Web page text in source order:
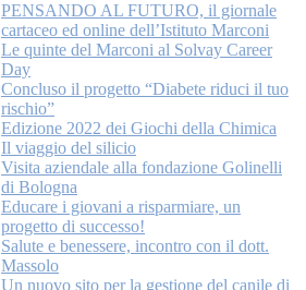
PENSANDO AL FUTURO, il giornale
cartaceo ed online dell’Istituto Marconi
Le quinte del Marconi al Solvay Career
Day
Concluso il progetto “Diabete riduci il tuo
rischio”
Edizione 2022 dei Giochi della Chimica
Il viaggio del silicio
Visita aziendale alla fondazione Golinelli
di Bologna
Educare i giovani a risparmiare, un
progetto di successo!
Salute e benessere, incontro con il dott.
Massolo
Un nuovo sito per la gestione del canile di